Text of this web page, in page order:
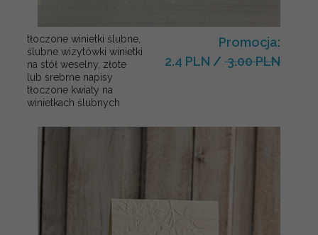
tłoczone winietki ślubne,
ślubne wizytówki winietki
na stół weselny, złote
lub srebrne napisy
tłoczone kwiaty na
winietkach ślubnych
Promocja:
2.4 PLN / 3.00 PLN